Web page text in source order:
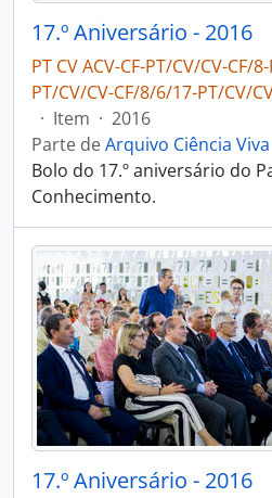
17.º Aniversário - 2016
PT CV ACV-CF-PT/CV/CV-CF/
PT/CV/CV-CF/8/6/17-PT/CV/
· Item · 2016
Parte deArquivo Ciência Viva
Bolo do 17.º aniversário do
Conhecimento.
17.º Aniversário - 2016